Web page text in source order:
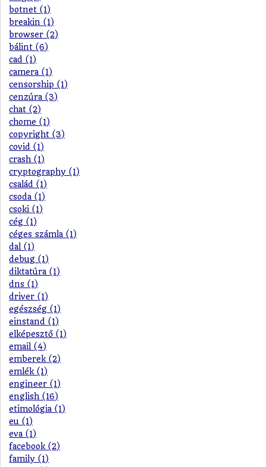
botnet (1)
breakin (1)
browser (2)
bálint (6)
cad (1)
camera (1)
censorship (1)
cenzúra (3)
chat (2)
chome (1)
copyright (3)
covid (1)
crash (1)
cryptography (1)
család (1)
csoda (1)
csoki (1)
cég (1)
céges számla (1)
dal (1)
debug (1)
diktatúra (1)
dns (1)
driver (1)
egészség (1)
einstand (1)
elképesztő (1)
email (4)
emberek (2)
emlék (1)
engineer (1)
english (16)
etimológia (1)
eu (1)
eva (1)
facebook (2)
family (1)